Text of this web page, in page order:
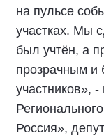
на пульсе
участках. Мы
был учтён, а
прозрачным и
участников»,
Россия»,